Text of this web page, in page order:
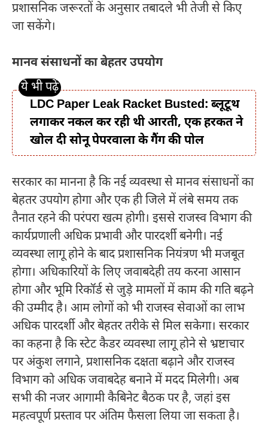
प्रशासनिक जरूरतों के अनुसार तबादले भी तेजी से किए
जा सकेंगे।
मानव संसाधनों का बेहतर उपयोग
LDC Paper Leak Racket Busted: ब्लूटूथ
लगाकर नकल कर रही थी आरती, एक हरकत ने
खोल दी सोनू पेपरवाला के गैंग की पोल
सरकार का मानना है कि नई व्यवस्था से मानव संसाधनों का
बेहतर उपयोग होगा और एक ही जिले में लंबे समय तक
तैनात रहने की परंपरा खत्म होगी। इससे राजस्व विभाग की
कार्यप्रणाली अधिक प्रभावी और पारदर्शी बनेगी। नई
व्यवस्था लागू होने के बाद प्रशासनिक नियंत्रण भी मजबूत
होगा। अधिकारियों के लिए जवाबदेही तय करना आसान
होगा और भूमि रिकॉर्ड से जुड़े मामलों में काम की गति बढ़ने
की उम्मीद है। आम लोगों को भी राजस्व सेवाओं का लाभ
अधिक पारदर्शी और बेहतर तरीके से मिल सकेगा। सरकार
का कहना है कि स्टेट कैडर व्यवस्था लागू होने से भ्रष्टाचार
पर अंकुश लगाने, प्रशासनिक दक्षता बढ़ाने और राजस्व
विभाग को अधिक जवाबदेह बनाने में मदद मिलेगी। अब
सभी की नजर आगामी कैबिनेट बैठक पर है, जहां इस
महत्वपूर्ण प्रस्ताव पर अंतिम फैसला लिया जा सकता है।